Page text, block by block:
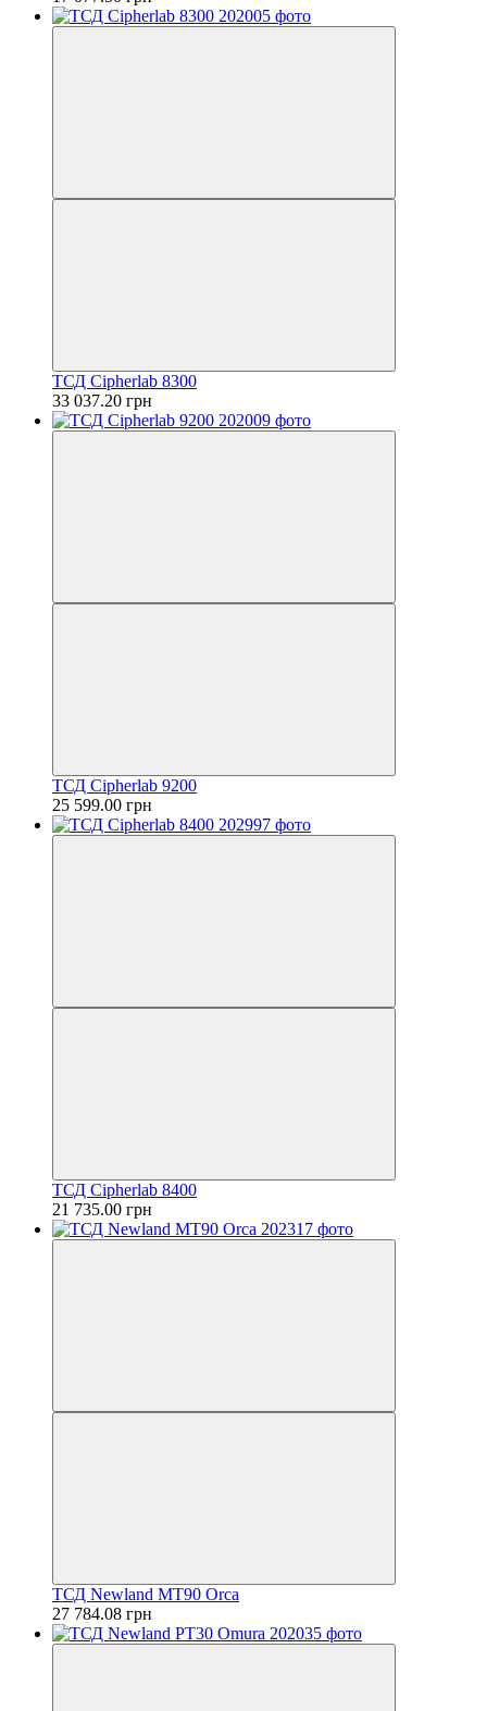
ТСД Cipherlab 8300
33 037.20 грн
ТСД Cipherlab 9200
25 599.00 грн
ТСД Cipherlab 8400
21 735.00 грн
ТСД Newland MT90 Orca
27 784.08 грн